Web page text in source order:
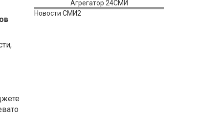
Агрегатор 24СМИ
Новости СМИ2